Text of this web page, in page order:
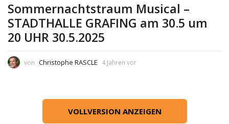
Sommernachtstraum Musical –
STADTHALLE GRAFING am 30.5 um
20 UHR 30.5.2025
von Christophe RASCLE 4 Jahren vor
VOLLVERSION ANZEIGEN